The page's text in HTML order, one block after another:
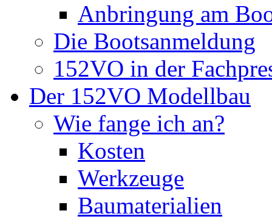
Anbringung am
Die Bootsanmeldung
152VO in der
Der 152VO Modellbau
Wie fange ich an?
Kosten
Werkzeuge
Baumaterialien